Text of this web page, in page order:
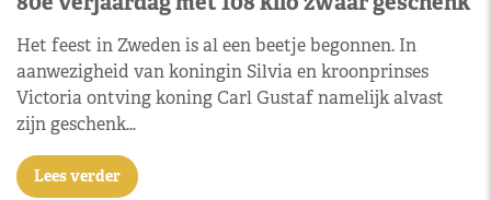
Het feest in Zweden is al een beetje begonnen. In
aanwezigheid van koningin Silvia en kroonprinses
Victoria ontving koning Carl Gustaf namelijk alvast
zijn geschenk…
Lees verder